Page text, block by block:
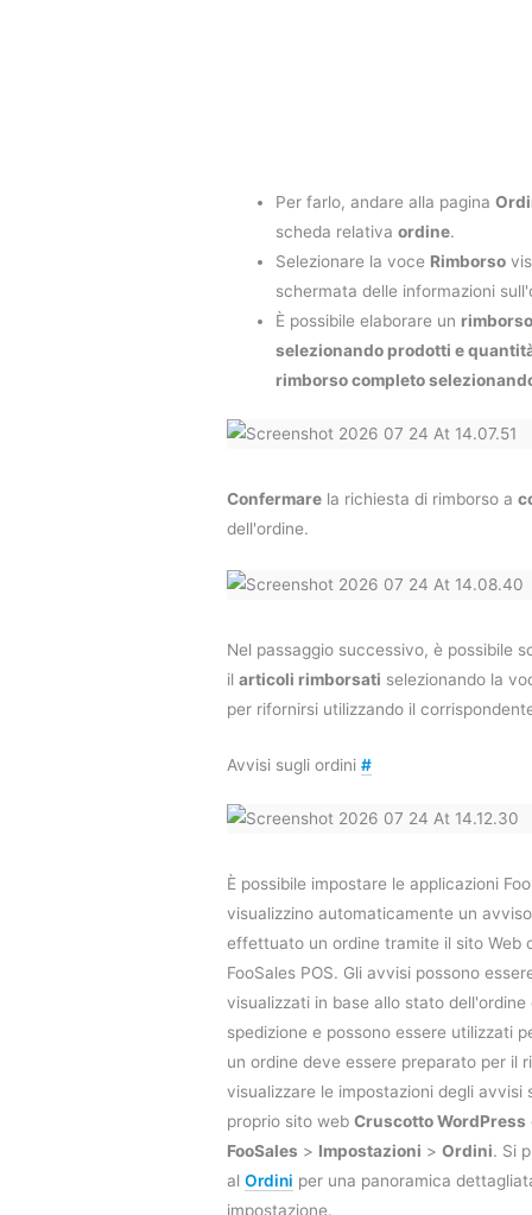
Per farlo, andare alla pagina
scheda relativaordine.
Selezionare la voce Rimborso
schermata delle informazioni
È possibile elaborare un
selezionando prodotti e
rimborso completo
Confermare la richiesta di rimborso a
dell'ordine.
Nel passaggio successivo, è possibile
il articoli rimborsati selezionando la
per rifornirsi utilizzando il
Avvisi sugli ordini #
È possibile impostare le applicazioni
visualizzino automaticamente un
effettuato un ordine tramite il sito Web
FooSales POS. Gli avvisi possono
visualizzati in base allo stato dell'ordine
spedizione e possono essere utilizzati
un ordine deve essere preparato per il
visualizzare le impostazioni degli avvisi
proprio sito web Cruscotto WordPress
FooSales > Impostazioni > Ordini. Si
al Ordini per una panoramica
impostazione.